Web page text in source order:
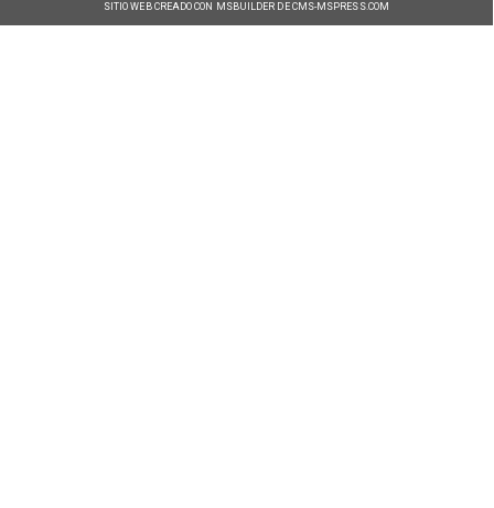
SITIO WEB CREADO CON MSBUILDER DE CMS-MSPRESS.COM